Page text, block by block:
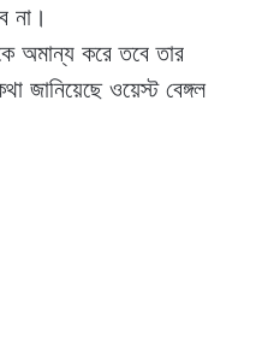
না।
অমান্য করে তবে তার
জানিয়েছে ওয়েস্ট বেঙ্গল